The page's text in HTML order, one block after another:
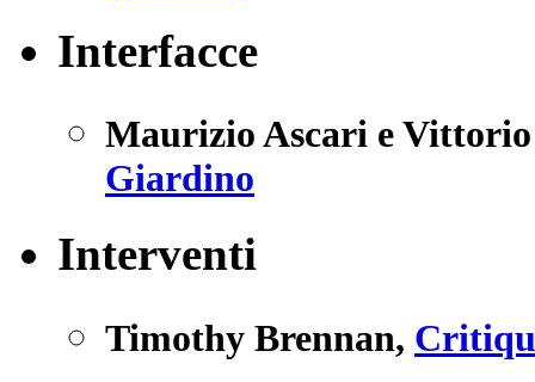
Interfacce
Maurizio Ascari e
Giardino
Interventi
Timothy Brennan,